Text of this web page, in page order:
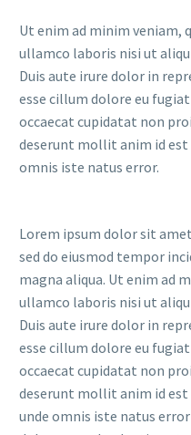
Ut enim ad minim veniam,
ullamco laboris nisi ut
Duis aute irure dolor in
esse cillum dolore eu
occaecat cupidatat non
deserunt mollit anim id
omnis iste natus error.
Lorem ipsum dolor sit
sed do eiusmod tempor
magna aliqua. Ut enim ad
ullamco laboris nisi ut
Duis aute irure dolor in
esse cillum dolore eu
occaecat cupidatat non
deserunt mollit anim id est
unde omnis iste natus